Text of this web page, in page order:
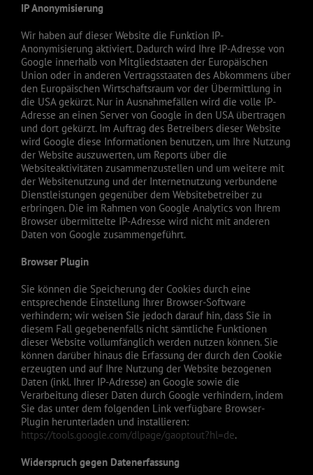
IP Anonymisierung
Wir haben auf dieser Website die Funktion IP-
Anonymisierung aktiviert. Dadurch wird Ihre IP-Adresse von
Google innerhalb von Mitgliedstaaten der Europäischen
Union oder in anderen Vertragsstaaten des Abkommens über
den Europäischen Wirtschaftsraum vor der Übermittlung in
die USA gekürzt. Nur in Ausnahmefällen wird die volle IP-
Adresse an einen Server von Google in den USA übertragen
und dort gekürzt. Im Auftrag des Betreibers dieser Website
wird Google diese Informationen benutzen, um Ihre Nutzung
der Website auszuwerten, um Reports über die
Websiteaktivitäten zusammenzustellen und um weitere mit
der Websitenutzung und der Internetnutzung verbundene
Dienstleistungen gegenüber dem Websitebetreiber zu
erbringen. Die im Rahmen von Google Analytics von Ihrem
Browser übermittelte IP-Adresse wird nicht mit anderen
Daten von Google zusammengeführt.
Browser Plugin
Sie können die Speicherung der Cookies durch eine
entsprechende Einstellung Ihrer Browser-Software
verhindern; wir weisen Sie jedoch darauf hin, dass Sie in
diesem Fall gegebenenfalls nicht sämtliche Funktionen
dieser Website vollumfänglich werden nutzen können. Sie
können darüber hinaus die Erfassung der durch den Cookie
erzeugten und auf Ihre Nutzung der Website bezogenen
Daten (inkl. Ihrer IP-Adresse) an Google sowie die
Verarbeitung dieser Daten durch Google verhindern, indem
Sie das unter dem folgenden Link verfügbare Browser-
Plugin herunterladen und installieren:
https://tools.google.com/dlpage/gaoptout?hl=de.
Widerspruch gegen Datenerfassung